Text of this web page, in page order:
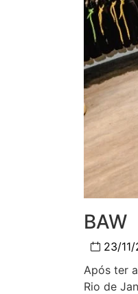
BAW
23/
Após ter
Rio de